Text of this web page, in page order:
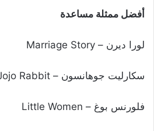
أفضل ممثلة مساعدة
لورا ديرن – Marriage Story
سكارليت جوهانسون – Jojo Rabbit
فلورنس بوغ – Little Women